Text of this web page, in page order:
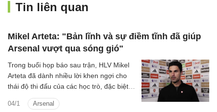
Tin liên quan
Mikel Arteta: "Bản lĩnh và sự điềm tĩnh đã giúp
Arsenal vượt qua sóng gió"
04/1 Arsenal
Trong buổi họp báo sau trận, HLV Mikel
Arteta đã dành nhiều lời khen ngợi cho
thái độ thi đấu của các học trò, đặc biệt là
cách họ vượt qua những sai lầm cá nhân
để lội ngược dòng thành công.